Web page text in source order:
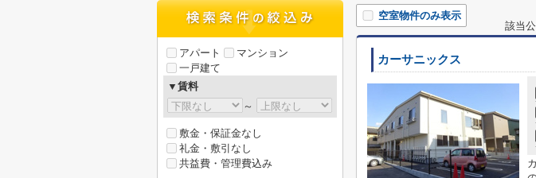
空室物件のみ表示
該当
カーサニックス
アパート
マンション
一戸建て
▼賃料
～
敷金・保証金なし
礼金・敷引なし
共益費・管理費込み